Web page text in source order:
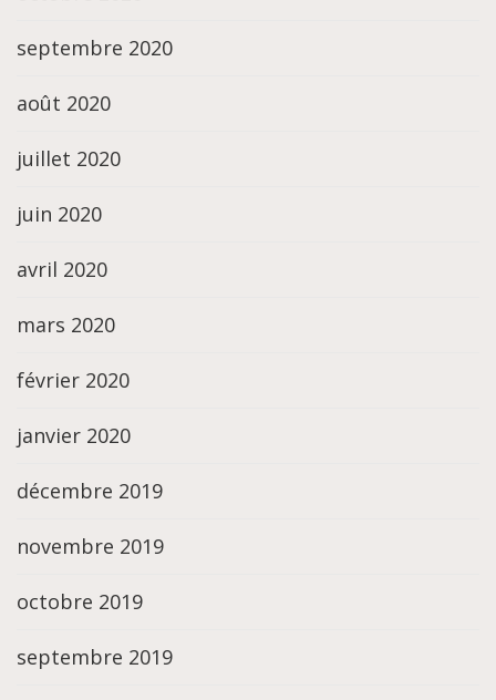
septembre 2020
août 2020
juillet 2020
juin 2020
avril 2020
mars 2020
février 2020
janvier 2020
décembre 2019
novembre 2019
octobre 2019
septembre 2019